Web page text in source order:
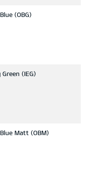
(OBG)
Green (IEG)
Matt (OBM)